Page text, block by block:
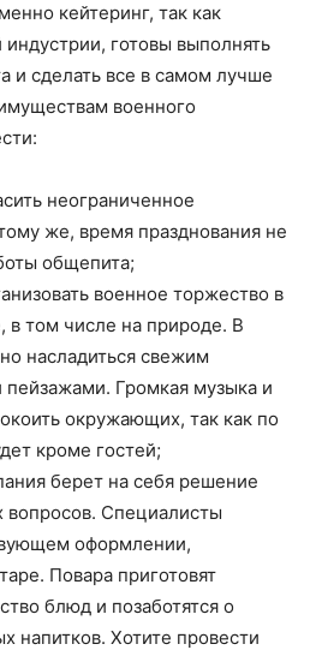
кейтеринг, так как
готовы выполнять
и сделать все в самом лучше
военного
неограниченное
же, время празднования не
общепита;
военное торжество в
том числе на природе. В
насладиться свежим
Громкая музыка и
окружающих, так как по
кроме гостей;
берет на себя решение
вопросов. Специалисты
оформлении,
Повара приготовят
блюд и позаботятся о
напитков. Хотите провести